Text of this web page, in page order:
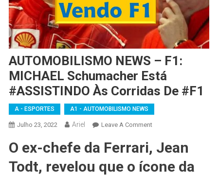
AUTOMOBILISMO NEWS – F1:
MICHAEL Schumacher Está
#ASSISTINDO Às Corridas De #F1
A - ESPORTES A1 - AUTOMOBILISMO NEWS
Julho 23, 2022 Ariel Leave A CommentOn
NEWS
F1:
O ex-chefe da Ferrari, Jean
Todt, revelou que o ícone da